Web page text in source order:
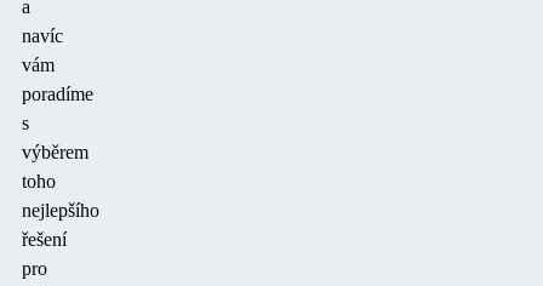
a
navíc
vám
poradíme
s
výběrem
toho
nejlepšího
řešení
pro